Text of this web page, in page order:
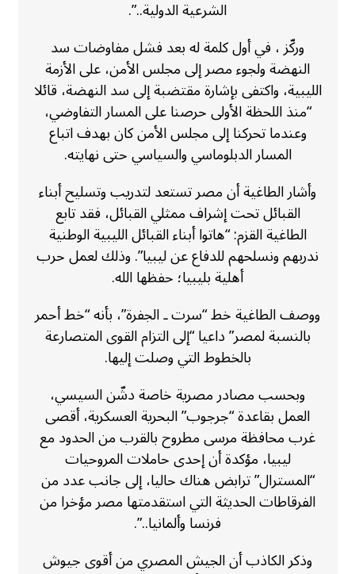
الشرعية الدولية..”.
وركّز ، في أول كلمة له بعد فشل مفاوضات سد
النهضة ولجوء مصر إلى مجلس الأمن، على الأزمة
الليبية، واكتفى بإشارة مقتضبة إلى سد النهضة، قائلا
“منذ اللحظة الأولى حرصنا على المسار التفاوضي،
وعندما تحركنا إلى مجلس الأمن كان بهدف اتباع
المسار الدبلوماسي والسياسي حتى نهايته.
وأشار الطاغية أن مصر تستعد لتدريب وتسليح أبناء
القبائل تحت إشراف ممثلي القبائل، فقد تابع
الطاغية القزم: “هاتوا أبناء القبائل الليبية الوطنية
ندربهم ونسلحهم للدفاع عن ليبيا”. وذلك لعمل حرب
أهلية بليبيا؛ حفظها الله.
ووصف الطاغية خط “سرت ـ الجفرة”، بأنه “خط أحمر
بالنسبة لمصر” داعيا “إلى التزام القوى المتصارعة
بالخطوط التي وصلت إليها.
وبحسب مصادر مصرية خاصة دشّن السيسي،
العمل بقاعدة “جرجوب” البحرية العسكرية، أقصى
غرب محافظة مرسى مطروح بالقرب من الحدود مع
ليبيا، مؤكدة أن إحدى حاملات المروحيات
“المسترال” ترابض هناك حاليا، إلى جانب عدد من
الفرقاطات الحديثة التي استقدمتها مصر مؤخرا من
فرنسا وألمانيا..”.​
وذكر الكاذب أن الجيش المصري من أقوى جيوش